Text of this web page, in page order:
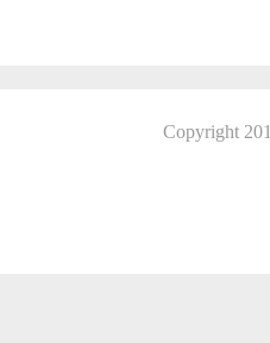
Copyright